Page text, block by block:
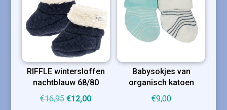
RIFFLE wintersloffen
nachtblauw 68/80
€16,95 Oorspronkelijke
€12,00Huidige
Babysokjes van
organisch katoen
€9,00